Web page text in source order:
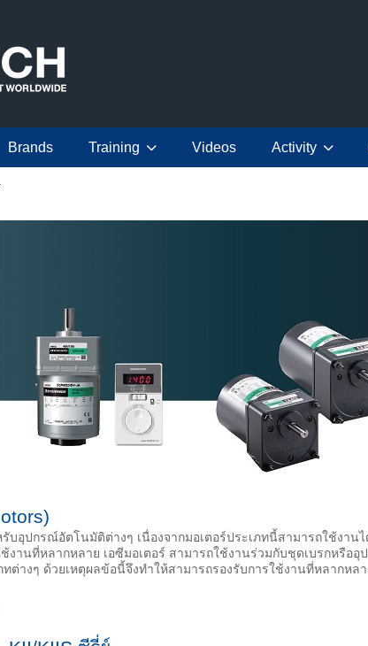
Brands Training Videos Activity
บอุปกรณ์อัตโนมัติต่างๆ เนื่องจากมอเตอร์ประเภทนี้สามารถใช้งาน
ช้งานที่หลากหลาย เอซีมอเตอร์ สามารถใช้งานร่วมกับชุดเบรกหรื
ต่างๆ ด้วยเหตุผลข้อนี้จึงทำให้สามารถรองรับการใช้งานที่หลากหล